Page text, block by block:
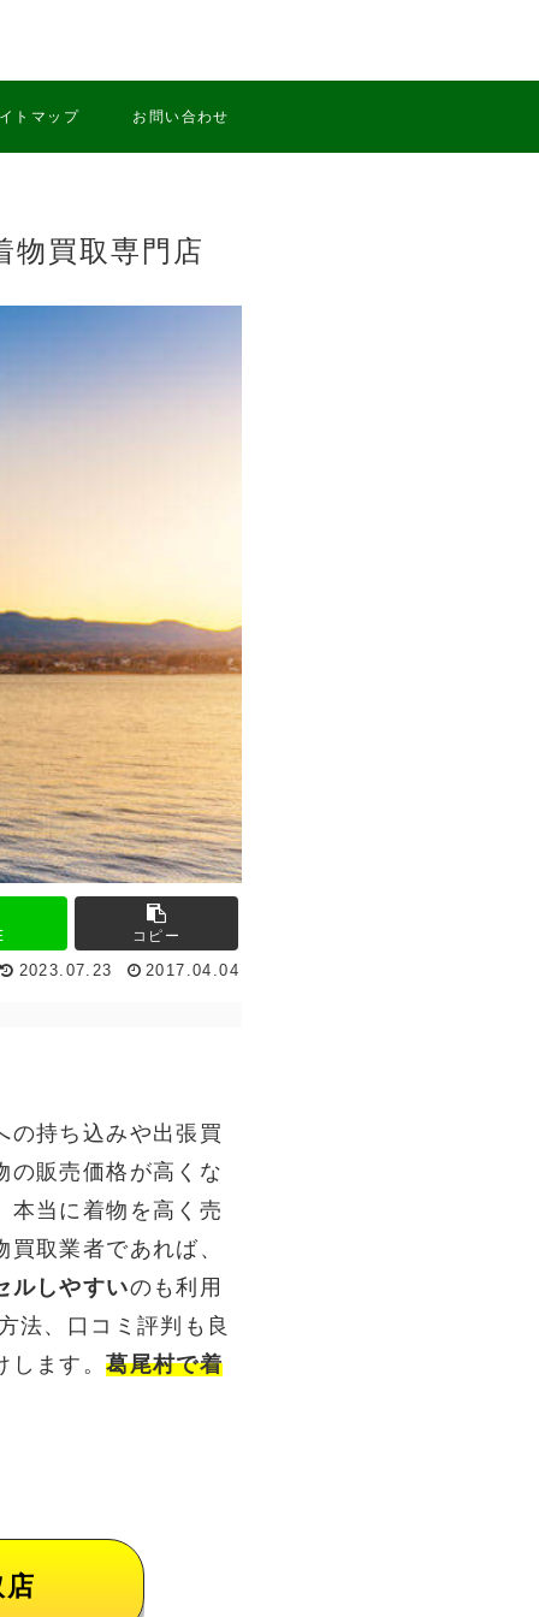
トマップ お問い合わせ
物買取専門店
コピー
2023.07.23 2017.04.04
の持ち込みや出張買
の販売価格が高くな
本当に着物を高く売
取業者であれば、
ルしやすいのも利用
法、口コミ評判も良
します。葛尾村で着